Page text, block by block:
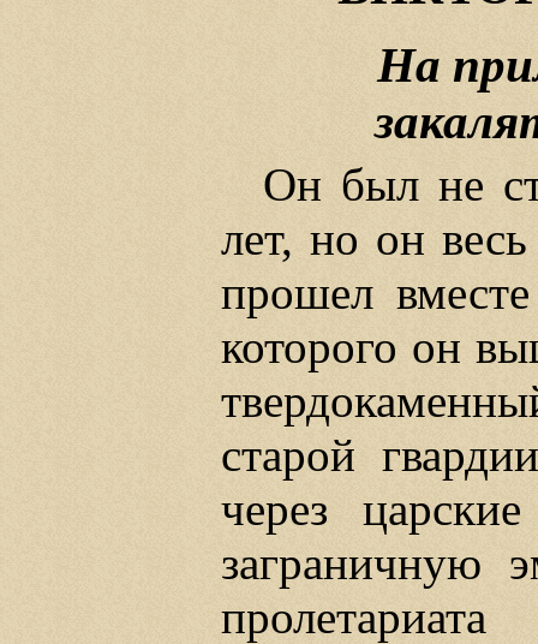
На
Он был не
лет, но он
прошел
которого он
старой
через
заграничную